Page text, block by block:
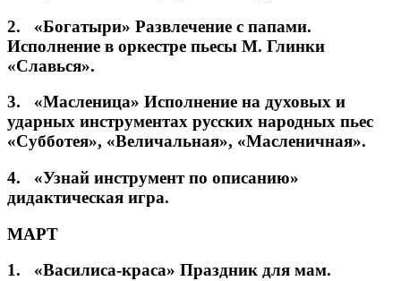
2. «Богатыри» Развлечение с папами.
Исполнение в оркестре пьесы М. Глинки
«Славься».
3. «Масленица» Исполнение на духовых и
ударных инструментах русских народных пьес
«Субботея», «Величальная», «Масленичная».
4. «Узнай инструмент по описанию»
дидактическая игра.
МАРТ
1. «Василиса-краса» Праздник для мам.